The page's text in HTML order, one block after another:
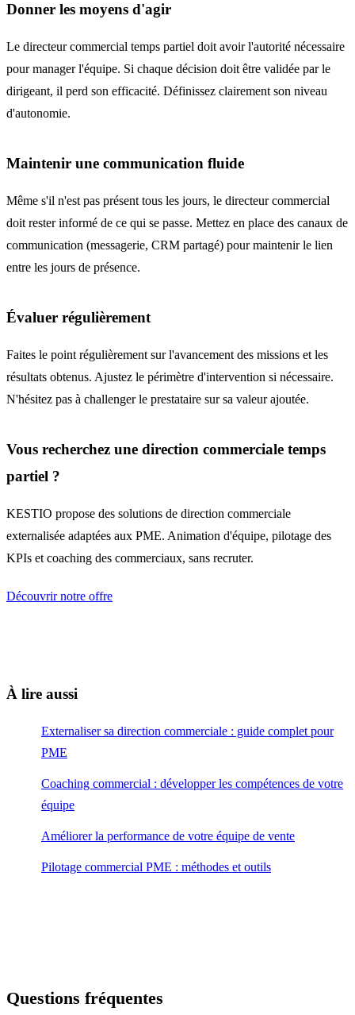
Donner les moyens d'agir
Le directeur commercial temps partiel doit avoir l'autorité nécessaire
pour manager l'équipe. Si chaque décision doit être validée par le
dirigeant, il perd son efficacité. Définissez clairement son niveau
d'autonomie.
Maintenir une communication fluide
Même s'il n'est pas présent tous les jours, le directeur commercial
doit rester informé de ce qui se passe. Mettez en place des canaux de
communication (messagerie, CRM partagé) pour maintenir le lien
entre les jours de présence.
Évaluer régulièrement
Faites le point régulièrement sur l'avancement des missions et les
résultats obtenus. Ajustez le périmètre d'intervention si nécessaire.
N'hésitez pas à challenger le prestataire sur sa valeur ajoutée.
Vous recherchez une direction commerciale temps
partiel ?
KESTIO propose des solutions de direction commerciale
externalisée adaptées aux PME. Animation d'équipe, pilotage des
KPIs et coaching des commerciaux, sans recruter.
Découvrir notre offre
À lire aussi
Externaliser sa direction commerciale : guide complet pour
PME
Coaching commercial : développer les compétences de votre
équipe
Améliorer la performance de votre équipe de vente
Pilotage commercial PME : méthodes et outils
Questions fréquentes